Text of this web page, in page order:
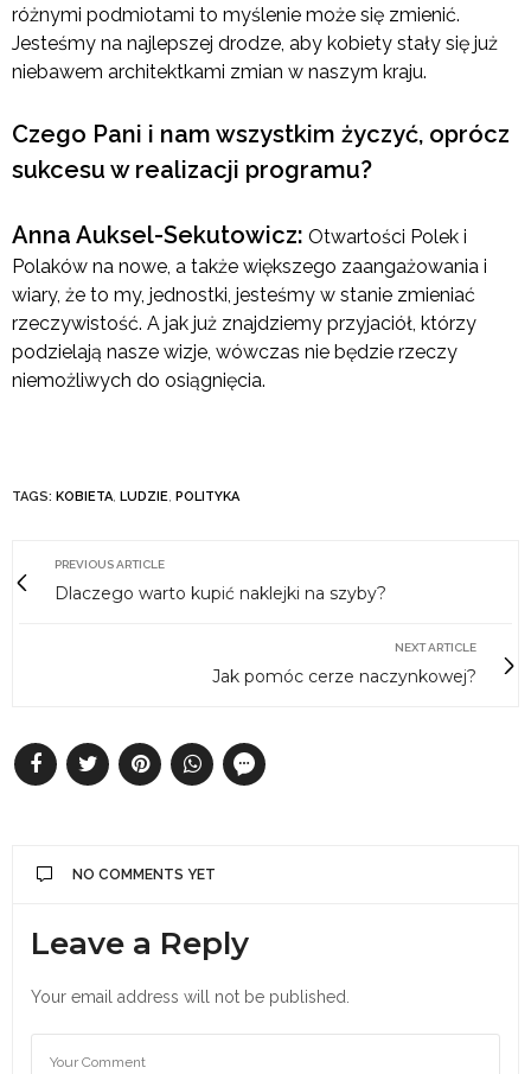
różnymi podmiotami to myślenie może się zmienić.
Jesteśmy na najlepszej drodze, aby kobiety stały się już
niebawem architektkami zmian w naszym kraju.
Czego Pani i nam wszystkim życzyć, oprócz
sukcesu w realizacji programu?
Anna Auksel-Sekutowicz: Otwartości Polek i
Polaków na nowe, a także większego zaangażowania i
wiary, że to my, jednostki, jesteśmy w stanie zmieniać
rzeczywistość. A jak już znajdziemy przyjaciół, którzy
podzielają nasze wizje, wówczas nie będzie rzeczy
niemożliwych do osiągnięcia.
TAGS: KOBIETA, LUDZIE, POLITYKA
PREVIOUS ARTICLE
Dlaczego warto kupić naklejki na szyby?
NEXT ARTICLE
Jak pomóc cerze naczynkowej?
NO COMMENTS YET
Leave a Reply
Your email address will not be published.